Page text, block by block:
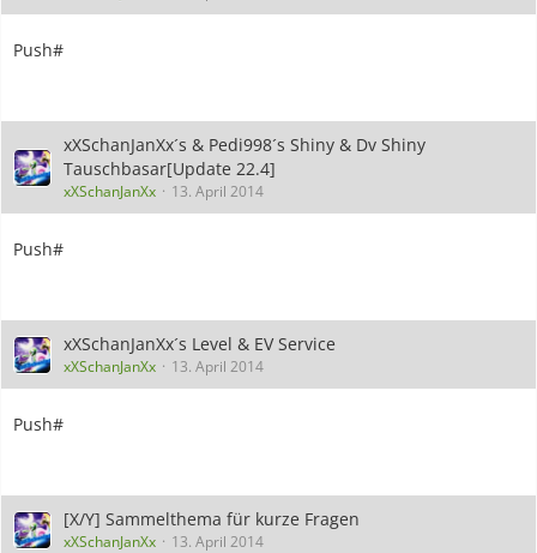
Push#
xXSchanJanXx´s & Pedi998´s Shiny & Dv Shiny
Tauschbasar[Update 22.4]
xXSchanJanXx 13. April 2014
Push#
xXSchanJanXx´s Level & EV Service
xXSchanJanXx 13. April 2014
Push#
[X/Y] Sammelthema für kurze Fragen
xXSchanJanXx 13. April 2014